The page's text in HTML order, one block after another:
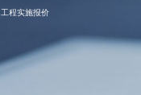
程实施报价